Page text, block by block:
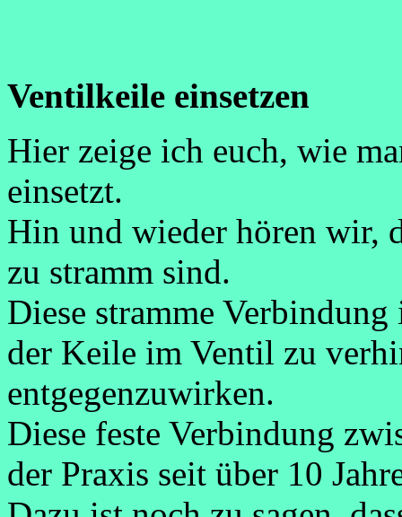
Ventilkeile einsetzen
Hier zeige ich euch, wie
einsetzt.
Hin und wieder hören wir,
zu stramm sind.
Diese stramme
der Keile im Ventil zu
entgegenzuwirken.
Diese feste Verbindung
der Praxis seit über 10